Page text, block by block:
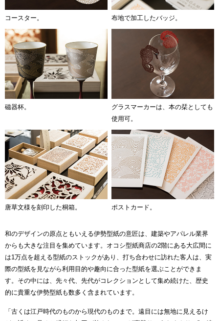
コースター。 布地で加工したバッジ。
磁器杯。
グラスマーカーは、本の栞としても
使用可。
唐草文様を刻印した桐箱。 ポストカード。
和のデザインの原点ともいえる伊勢型紙の意匠は、建築やアパレル業界
からも大きな注目を集めています。オコシ型紙商店の2階にある大広間に
は1万点を超える型紙のストックがあり、打ち合わせに訪れた客人は、実
際の型紙を見ながら利用目的や趣向に合った型紙を選ぶことができま
す。その中には、先々代、先代がコレクションとして集め続けた、歴史
的に貴重な伊勢型紙も数多く含まれています。
「古くは江戸時代のものから現代のものまで。遠目には無地に見えるけ